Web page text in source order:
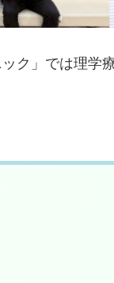
ク」では理学